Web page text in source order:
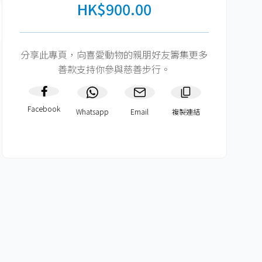
HK$900.00
分享此專頁，向喜愛動物的親朋好友籌集更多
善款支持你參與慈善步行。
Facebook Whatsapp Email 複製連結​